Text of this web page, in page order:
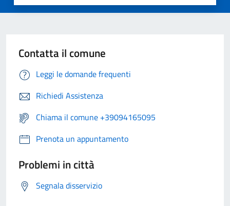
Contatta il comune
Leggi le domande frequenti
Richiedi Assistenza
Chiama il comune +39094165095
Prenota un appuntamento
Problemi in città
Segnala disservizio